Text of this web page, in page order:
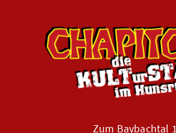
Zum Baybachtal 1